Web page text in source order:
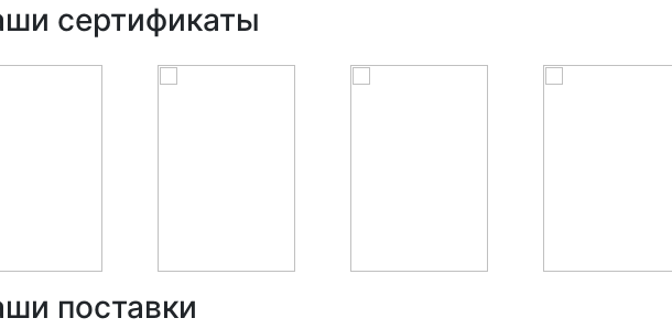
сертификаты
поставки